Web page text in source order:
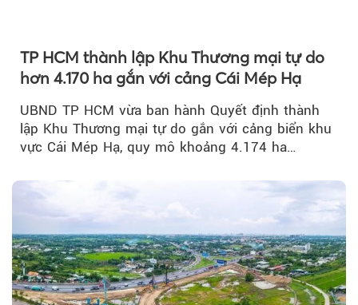
TP HCM thành lập Khu Thương mại tự do
hơn 4.170 ha gắn với cảng Cái Mép Hạ
UBND TP HCM vừa ban hành Quyết định thành
lập Khu Thương mại tự do gắn với cảng biển khu
vực Cái Mép Hạ, quy mô khoảng 4.174 ha…